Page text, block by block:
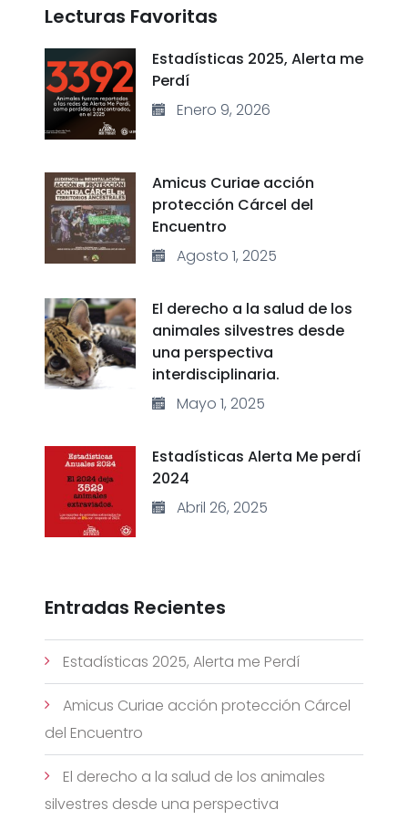
Lecturas Favoritas
Estadísticas 2025, Alerta me
Perdí
Enero 9, 2026
Amicus Curiae acción
protección Cárcel del
Encuentro
Agosto 1, 2025
El derecho a la salud de los
animales silvestres desde
una perspectiva
interdisciplinaria.
Mayo 1, 2025
Estadísticas Alerta Me perdí
2024
Abril 26, 2025
Entradas Recientes
Estadísticas 2025, Alerta me Perdí
Amicus Curiae acción protección Cárcel
del Encuentro
El derecho a la salud de los animales
silvestres desde una perspectiva